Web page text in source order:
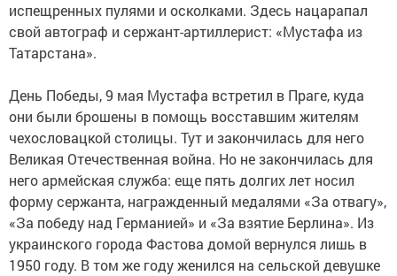
испещренных пулями и осколками. Здесь нацарапал
свой автограф и сержант-артиллерист: «Мустафа из
Татарстана».
День Победы, 9 мая Мустафа встретил в Праге, куда
они были брошены в помощь восставшим жителям
чехословацкой столицы. Тут и закончилась для него
Великая Отечественная война. Но не закончилась для
него армейская служба: еще пять долгих лет носил
форму сержанта, награжденный медалями «За отвагу»,
«За победу над Германией» и «За взятие Берлина». Из
украинского города Фастова домой вернулся лишь в
1950 году. В том же году женился на сельской девушке